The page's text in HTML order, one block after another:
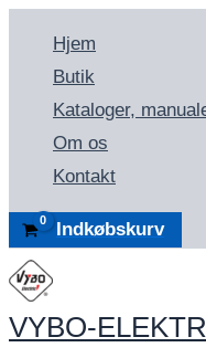
indholdet
Hjem
Butik
Kataloger,
Om os
Kontakt
Indkøbskurv
VYBO-